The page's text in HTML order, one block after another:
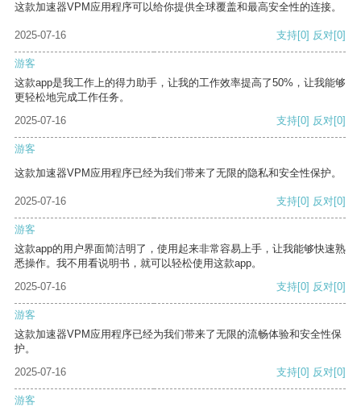
这款加速器VPM应用程序可以给你提供全球覆盖和最高安全性的连接。
2025-07-16 支持[0] 反对[0]
游客
这款app是我工作上的得力助手，让我的工作效率提高了50%，让我能够
更轻松地完成工作任务。
2025-07-16
支持[0] 反对[0]
游客
这款加速器VPM应用程序已经为我们带来了无限的隐私和安全性保护。
2025-07-16 支持[0] 反对[0]
游客
这款app的用户界面简洁明了，使用起来非常容易上手，让我能够快速熟
悉操作。我不用看说明书，就可以轻松使用这款app。
2025-07-16
支持[0] 反对[0]
游客
这款加速器VPM应用程序已经为我们带来了无限的流畅体验和安全性保
护。
2025-07-16
支持[0] 反对[0]
游客